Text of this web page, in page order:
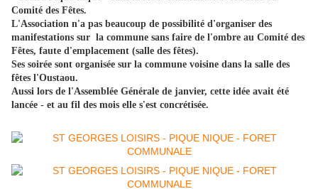
Comité des Fêtes.
L'Association n'a pas beaucoup de possibilité d'organiser des
manifestations sur la commune sans faire de l'ombre au Comité des
Fêtes, faute d'emplacement (salle des fêtes).
Ses soirée sont organisée sur la commune voisine dans la salle des
fêtes l'Oustaou.
Aussi lors de l'Assemblée Générale de janvier, cette idée avait été
lancée - et au fil des mois elle s'est concrétisée.